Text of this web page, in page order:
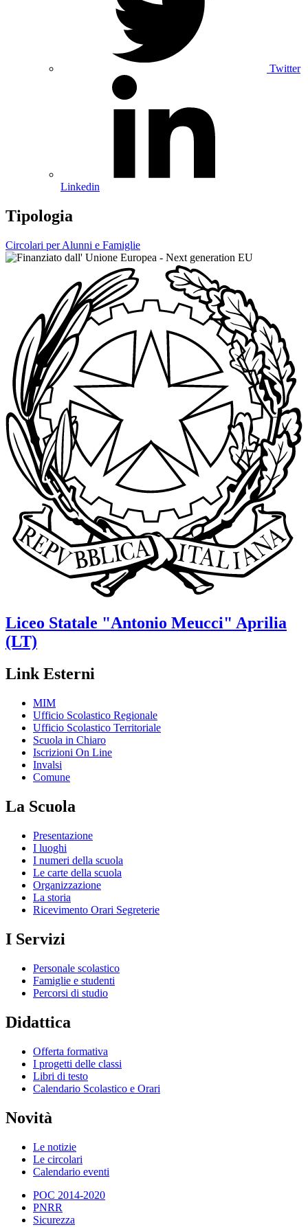
Twitter
Linkedin
Tipologia
Circolari per Alunni e Famiglie
Liceo Statale "Antonio Meucci" Aprilia
(LT)
Link Esterni
MIM
Ufficio Scolastico Regionale
Ufficio Scolastico Territoriale
Scuola in Chiaro
Iscrizioni On Line
Invalsi
Comune
La Scuola
Presentazione
I luoghi
I numeri della scuola
Le carte della scuola
Organizzazione
La storia
Ricevimento Orari Segreterie
I Servizi
Personale scolastico
Famiglie e studenti
Percorsi di studio
Didattica
Offerta formativa
I progetti delle classi
Libri di testo
Calendario Scolastico e Orari
Novità
Le notizie
Le circolari
Calendario eventi
POC 2014-2020
PNRR
Sicurezza